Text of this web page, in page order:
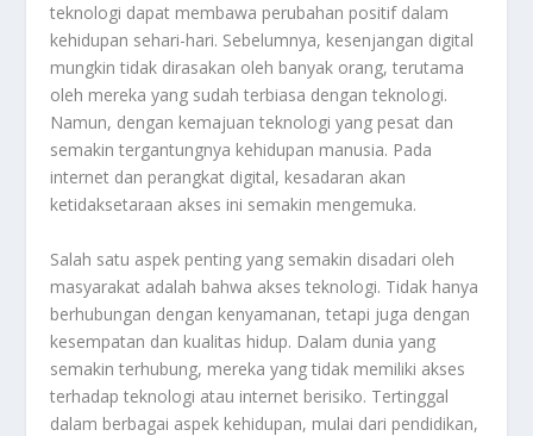
teknologi dapat membawa perubahan positif dalam
kehidupan sehari-hari. Sebelumnya, kesenjangan digital
mungkin tidak dirasakan oleh banyak orang, terutama
oleh mereka yang sudah terbiasa dengan teknologi.
Namun, dengan kemajuan teknologi yang pesat dan
semakin tergantungnya kehidupan manusia. Pada
internet dan perangkat digital, kesadaran akan
ketidaksetaraan akses ini semakin mengemuka.
Salah satu aspek penting yang semakin disadari oleh
masyarakat adalah bahwa akses teknologi. Tidak hanya
berhubungan dengan kenyamanan, tetapi juga dengan
kesempatan dan kualitas hidup. Dalam dunia yang
semakin terhubung, mereka yang tidak memiliki akses
terhadap teknologi atau internet berisiko. Tertinggal
dalam berbagai aspek kehidupan, mulai dari pendidikan,